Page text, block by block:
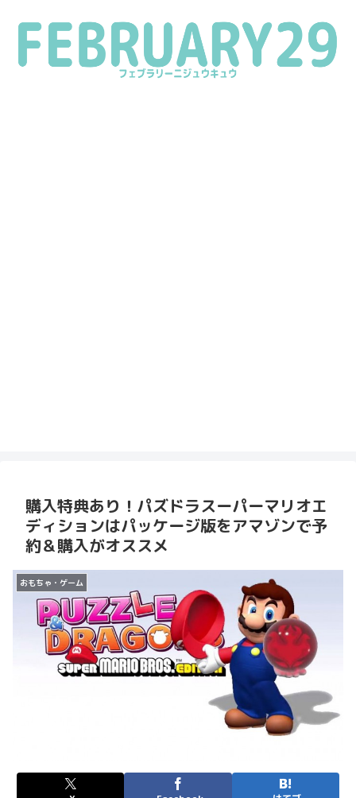
購入特典あり！パズドラスーパーマリオエ
ディションはパッケージ版をアマゾンで予
約＆購入がオススメ
おもちゃ・ゲーム